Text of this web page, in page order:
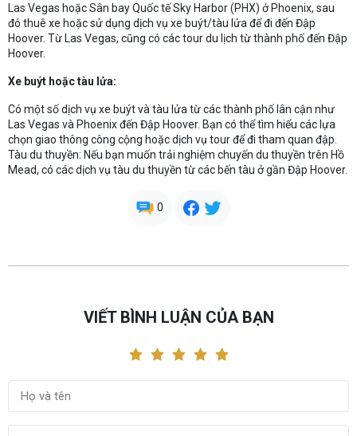
Las Vegas hoặc Sân bay Quốc tế Sky Harbor (PHX) ở Phoenix, sau
đó thuê xe hoặc sử dụng dịch vụ xe buýt/tàu lửa để đi đến Đập
Hoover. Từ Las Vegas, cũng có các tour du lịch từ thành phố đến Đập
Hoover.
Xe buýt hoặc tàu lửa:
Có một số dịch vụ xe buýt và tàu lửa từ các thành phố lân cận như
Las Vegas và Phoenix đến Đập Hoover. Bạn có thể tìm hiểu các lựa
chọn giao thông công cộng hoặc dịch vụ tour để đi tham quan đập.
Tàu du thuyền: Nếu bạn muốn trải nghiệm chuyến du thuyền trên Hồ
Mead, có các dịch vụ tàu du thuyền từ các bến tàu ở gần Đập Hoover.
0
VIẾT BÌNH LUẬN CỦA BẠN